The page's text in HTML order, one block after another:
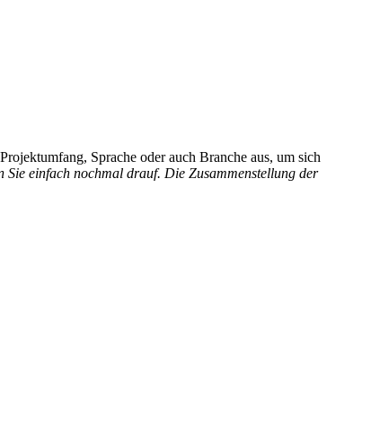
Sprache oder auch Branche aus, um sich
einfach nochmal drauf. Die Zusammenstellung der